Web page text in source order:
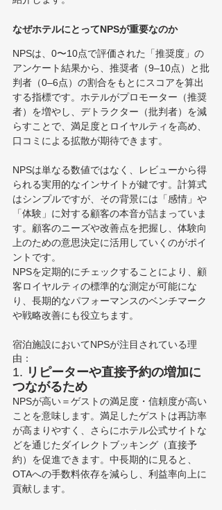
なぜホテルにとってNPSが重要なのか
NPSは、0〜10点で評価された「推奨度」の
アンケート結果から、推奨者（9–10点）と批
判者（0–6点）の割合をもとにスコアを算出
する指標です。ホテルがプロモーター（推奨
者）を増やし、デトラクター（批判者）を減
らすことで、満足度とロイヤルティを高め、
口コミによる拡散が期待できます。
NPSは単なる数値ではなく、レビューから得
られる実用的なインサイトが鍵です。計算式
はシンプルですが、その背景には「感情」や
「体験」に対する顧客の本音が詰まっていま
す。顧客のニーズや改善点を把握し、体験向
上のための意思決定に活用していくのがポイ
ントです。
NPSを定期的にチェックすることにより、顧
客ロイヤルティの標準的な測定が可能にな
り、長期的なパフォーマンスのベンチマーク
や戦略改善にも役立ちます。
宿泊施設においてNPSが注目されている理
由：
1. リピーターや直接予約の増加に
つながるため
NPSが高い＝ゲストの満足度・信頼度が高い
ことを意味します。満足したゲストは再訪率
が高まりやすく、さらにホテル公式サイトな
どを通じたダイレクトブッキング（直接予
約）を促進できます。中長期的に見ると、
OTAへの手数料依存を減らし、利益率向上に
貢献します。